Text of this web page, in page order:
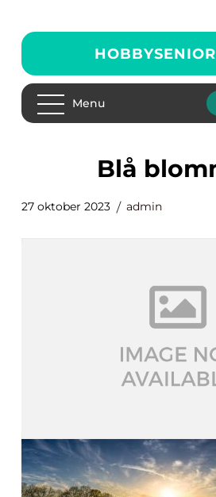
Menu
blå
27 oktober 2023 admin